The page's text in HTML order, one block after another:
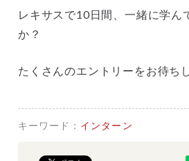
レキサスで10日間、一緒に学ん
か？
たくさんのエントリーをお待ち
キーワード： インターン